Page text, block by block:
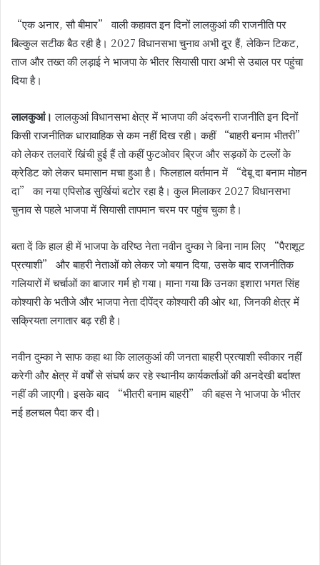
“एक अनार, सौ बीमार” वाली कहावत इन दिनों लालकुआं की राजनीति पर
बिल्कुल सटीक बैठ रही है। 2027 विधानसभा चुनाव अभी दूर हैं, लेकिन टिकट,
ताज और तख्त की लड़ाई ने भाजपा के भीतर सियासी पारा अभी से उबाल पर पहुंचा
दिया है।
लालकुआं। लालकुआं विधानसभा क्षेत्र में भाजपा की अंदरूनी राजनीति इन दिनों
किसी राजनीतिक धारावाहिक से कम नहीं दिख रही। कहीं “बाहरी बनाम भीतरी”
को लेकर तलवारें खिंची हुई हैं तो कहीं फुटओवर ब्रिज और सड़कों के टल्लों के
क्रेडिट को लेकर घमासान मचा हुआ है। फिलहाल वर्तमान में “देबू दा बनाम मोहन
दा” का नया एपिसोड सुर्खियां बटोर रहा है। कुल मिलाकर 2027 विधानसभा
चुनाव से पहले भाजपा में सियासी तापमान चरम पर पहुंच चुका है।
बता दें कि हाल ही में भाजपा के वरिष्ठ नेता नवीन दुम्का ने बिना नाम लिए “पैराशूट
प्रत्याशी” और बाहरी नेताओं को लेकर जो बयान दिया, उसके बाद राजनीतिक
गलियारों में चर्चाओं का बाजार गर्म हो गया। माना गया कि उनका इशारा भगत सिंह
कोश्यारी के भतीजे और भाजपा नेता दीपेंद्र कोश्यारी की ओर था, जिनकी क्षेत्र में
सक्रियता लगातार बढ़ रही है।
नवीन दुम्का ने साफ कहा था कि लालकुआं की जनता बाहरी प्रत्याशी स्वीकार नहीं
करेगी और क्षेत्र में वर्षों से संघर्ष कर रहे स्थानीय कार्यकर्ताओं की अनदेखी बर्दाश्त
नहीं की जाएगी। इसके बाद “भीतरी बनाम बाहरी” की बहस ने भाजपा के भीतर
नई हलचल पैदा कर दी।